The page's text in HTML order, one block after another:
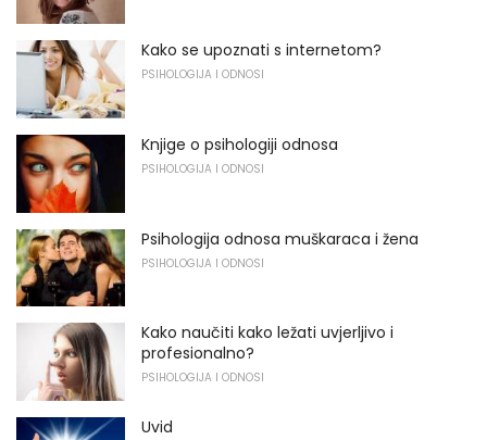
Kako se upoznati s internetom?
PSIHOLOGIJA I ODNOSI
Knjige o psihologiji odnosa
PSIHOLOGIJA I ODNOSI
Psihologija odnosa muškaraca i žena
PSIHOLOGIJA I ODNOSI
Kako naučiti kako ležati uvjerljivo i
profesionalno?
PSIHOLOGIJA I ODNOSI
Uvid